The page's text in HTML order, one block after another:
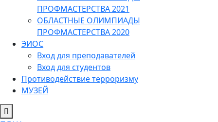
ПРОФМАСТЕРСТВА 2021
ОБЛАСТНЫЕ ОЛИМПИАДЫ
ПРОФМАСТЕРСТВА 2020
ЭИОС
Вход для преподавателей
Вход для студентов
Противодействие терроризму
МУЗЕЙ